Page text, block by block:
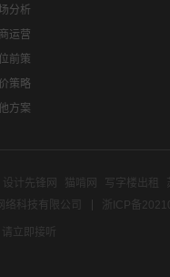
分析
运营
前策
策略
方案
设计先锋网 猫啃网 写字楼出租
科技有限公司
浙ICP备
立即接听